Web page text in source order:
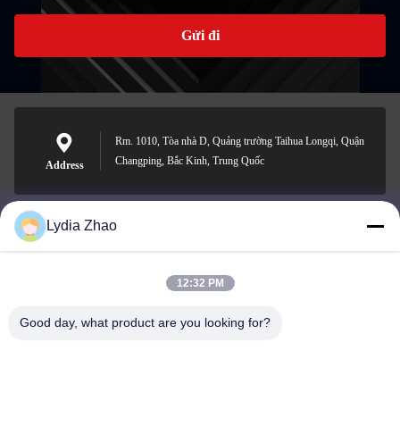
Gửi đi
Address
Rm. 1010, Tòa nhà D, Quảng trường Taihua Longqi, Quận
Changping, Bắc Kinh, Trung Quốc
jesingd@vip.sina.com
Lydia Zhao
12:32 PM
Good day, what product are you looking for?